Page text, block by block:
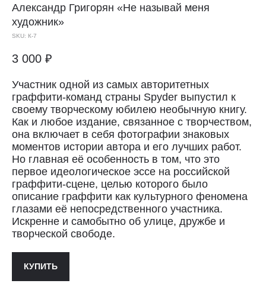
Александр Григорян «Не называй меня
художник»
SKU: К-7
3 000 ₽
Участник одной из самых авторитетных
граффити-команд страны Spyder выпустил к
своему творческому юбилею необычную книгу.
Как и любое издание, связанное с творчеством,
она включает в себя фотографии знаковых
моментов истории автора и его лучших работ.
Но главная её особенность в том, что это
первое идеологическое эссе на российской
граффити-сцене, целью которого было
описание граффити как культурного феномена
глазами её непосредственного участника.
Искренне и самобытно об улице, дружбе и
творческой свободе.
КУПИТЬ
Доставка осуществляется курьерской
службой СДЭК за счёт покупателя.
Сроки доставки: 2−3 дня по Санкт-
Петербургу и 3−8 дней по России.
Самовывоз из магазина в Санкт-
Петербурге возможен
по предварительной договорённости
+7 (921) 433-35-93
ПОЛИТИКА КОНФИДЕНЦИАЛЬНОСТИ↗
ПУБЛИЧНАЯ ОФЕРТА↗
Доставка